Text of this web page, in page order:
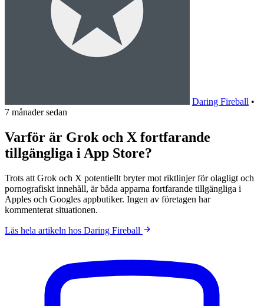
Daring Fireball •
7 månader sedan
Varför är Grok och X fortfarande
tillgängliga i App Store?
Trots att Grok och X potentiellt bryter mot riktlinjer för olagligt och
pornografiskt innehåll, är båda apparna fortfarande tillgängliga i
Apples och Googles appbutiker. Ingen av företagen har
kommenterat situationen.
Läs hela artikeln hos Daring Fireball